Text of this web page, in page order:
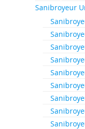
Sanibroyeur